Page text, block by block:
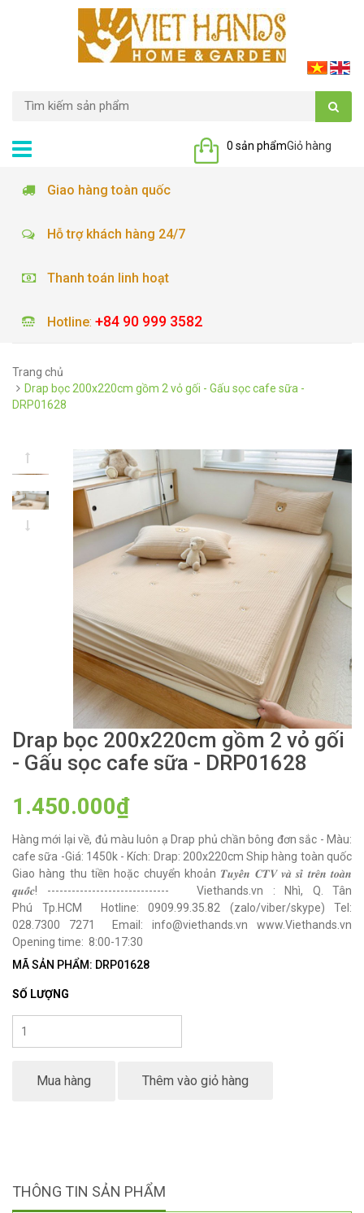
Giỏ hàng
0 sản phẩm
Giao hàng toàn quốc
Hỗ trợ khách hàng 24/7
Thanh toán linh hoạt
Hotline: +84 90 999 3582
Trang chủ
Drap bọc 200x220cm gồm 2 vỏ gối - Gấu sọc cafe sữa -
DRP01628
Drap bọc 200x220cm gồm 2 vỏ gối
- Gấu sọc cafe sữa - DRP01628
1.450.000₫
Hàng mới lại về, đủ màu luôn ạ Drap phủ chần bông đơn sắc - Màu:
cafe sữa -Giá: 1450k - Kích: Drap: 200x220cm Ship hàng toàn quốc
Giao hàng thu tiền hoặc chuyển khoản 𝑻𝒖𝒚𝒆̂̉𝒏 𝑪𝑻𝑽 𝒗𝒂̀ 𝒔𝒊̉ 𝒕𝒓𝒆̂𝒏 𝒕𝒐𝒂̀𝒏
𝒒𝒖𝒐̂́𝒄! ------------------------------ Viethands.vn : Nhì, Q. Tân
Phú Tp.HCM Hotline: 0909.99.35.82 (zalo/viber/skype) Tel:
028.7300 7271 Email: info@viethands.vn www.Viethands.vn
Opening time: 8:00-17:30
MÃ SẢN PHẨM: DRP01628
SỐ LƯỢNG
Mua hàng Thêm vào giỏ hàng
THÔNG TIN SẢN PHẨM